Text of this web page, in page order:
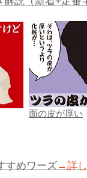
面の皮が厚い
すめワーズ→詳